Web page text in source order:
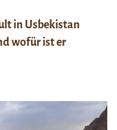
in Usbekistan
wofür ist er